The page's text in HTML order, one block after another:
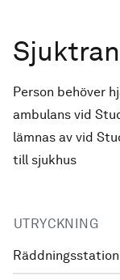
Person behöver
ambulans vid
lämnas av vid
till sjukhus
UTRYCKNING